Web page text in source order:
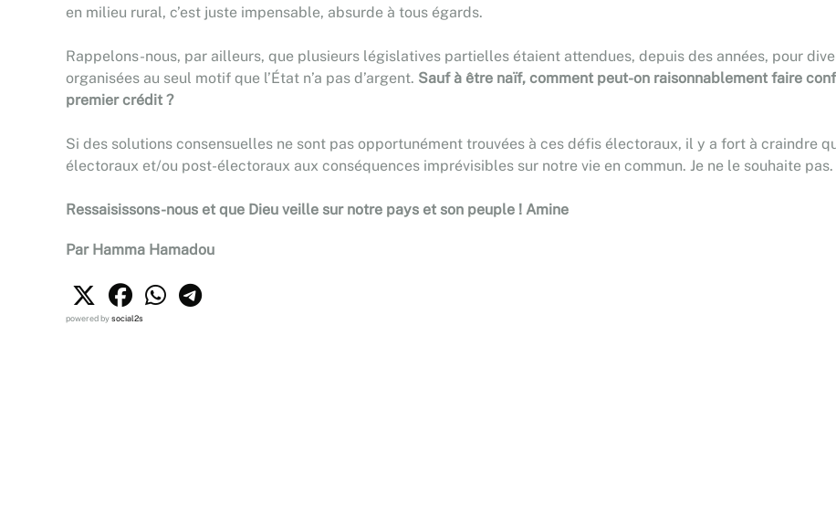
en milieu rural, c’est juste impensable, absurde à tous égards.
Rappelons-nous, par ailleurs, que plusieurs législatives partielles étaient attendues, depuis des années, pour
organisées au seul motif que l’État n’a pas d’argent. Sauf à être naïf, comment peut-on raisonnablement faire
premier crédit ?
Si des solutions consensuelles ne sont pas opportunément trouvées à ces défis électoraux, il y a fort à craindre
électoraux et/ou post-électoraux aux conséquences imprévisibles sur notre vie en commun. Je ne le souhaite pas.
Ressaisissons-nous et que Dieu veille sur notre pays et son peuple ! Amine
Par Hamma Hamadou
powered bysocial2s